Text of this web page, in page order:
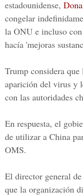
estadounidense,
congelar
la ONU e incluso
hacía 'mejoras
Trump considera
aparición del virus y
con las autoridades
En respuesta, el
de utilizar a China
OMS.
El director general
que la organización